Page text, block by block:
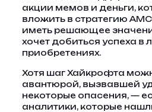
акции мемов и деньги,
вложить в стратегию
иметь решающее
хочет добиться успеха в
приобретениях.
Хотя шаг Хайкрофта
авантюрой, вызвавшей
некоторые опасения, —
аналитики, которые